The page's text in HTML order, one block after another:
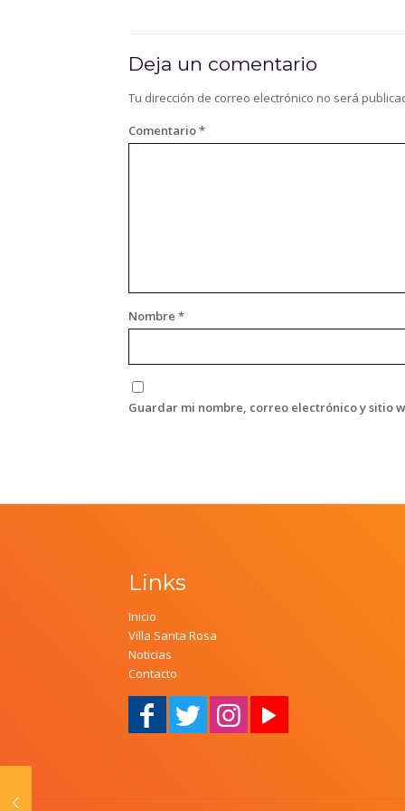
Deja un comentario
Tu dirección de correo electrónico no será
Comentario*
Nombre *
Guardar mi nombre, correo electrónico y sitio
Links
Inicio
Villa Santa Rosa
Noticias
Contacto